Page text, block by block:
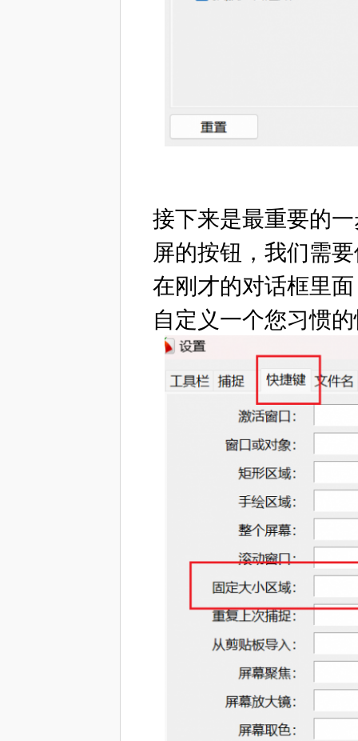
接下来是最重要的
屏的按钮，我们需
在刚才的对话框里
自定义一个您习惯